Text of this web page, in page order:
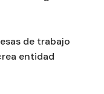
de trabajo
entidad